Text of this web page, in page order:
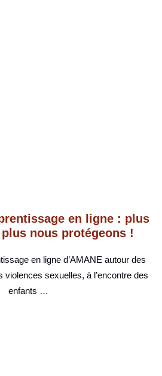
en ligne : plus
nous protégeons !
en ligne d’AMANE autour des
sexuelles, à l’encontre des
enfants …